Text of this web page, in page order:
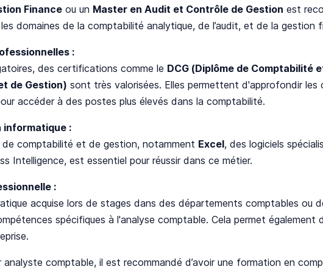
Finance ou un Master en Audit et Contrôle de Gestion est
domaines de la comptabilité analytique, de l’audit, et de la gestion
:
des certifications comme le DCG (Diplôme de Comptabilité
de Gestion) sont très valorisées. Elles permettent d'approfondir
accéder à des postes plus élevés dans la comptabilité.
informatique :
de comptabilité et de gestion, notamment Excel, des logiciels
Intelligence, est essentiel pour réussir dans ce métier.
:
acquise lors de stages dans des départements comptables ou
spécifiques à l'analyse comptable. Cela permet également
analyste comptable, il est recommandé d’avoir une formation en